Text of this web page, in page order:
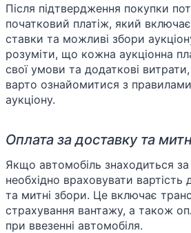
Після підтвердження покупки
початковий платіж, який
ставки та можливі збори
розуміти, що кожна аукціонна
свої умови та додаткові
варто ознайомитися з
аукціону.
Оплата за доставку та
Якщо автомобіль знаходиться
необхідно враховувати вартість
та митні збори. Це включає
страхування вантажу, а також
при ввезенні автомобіля.